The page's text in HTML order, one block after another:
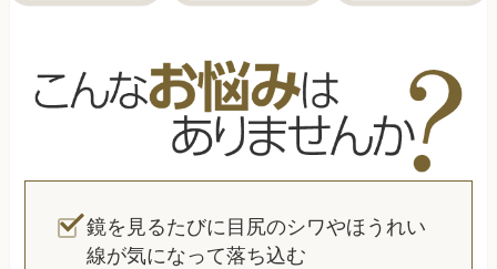
鏡を見るたびに目尻のシワやほうれい
線が気になって落ち込む